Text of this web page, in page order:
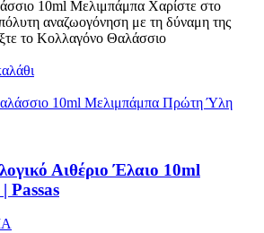
10ml Μελιμπάμπα Χαρίστε στο
αναζωογόνηση με τη δύναμη της
το Κολλαγόνο Θαλάσσιο
Αιθέριο Έλαιο 10ml
Passas